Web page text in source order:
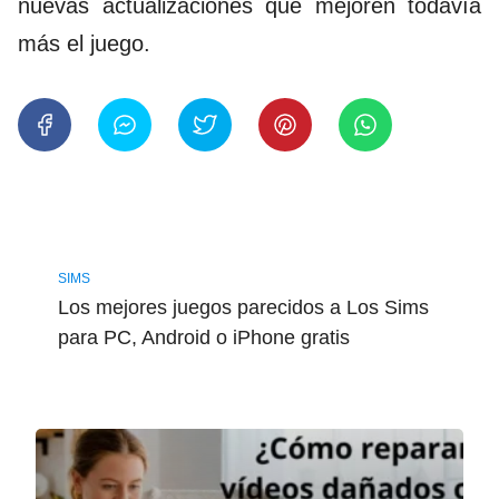
nuevas actualizaciones que mejoren todavía
más el juego.
SIMS
Los mejores juegos parecidos a Los Sims
para PC, Android o iPhone gratis